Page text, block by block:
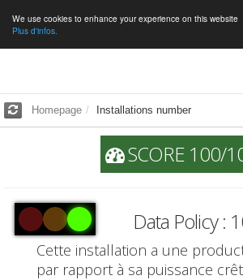
We use cookies to enhance your experience on this website
Plus d'infos.
Homepage Installations number
SCORE 100/
Data Policy :
Cette installation a une
par rapport à sa puissance